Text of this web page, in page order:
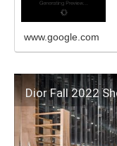
www.google.com
Dior Fall 2022